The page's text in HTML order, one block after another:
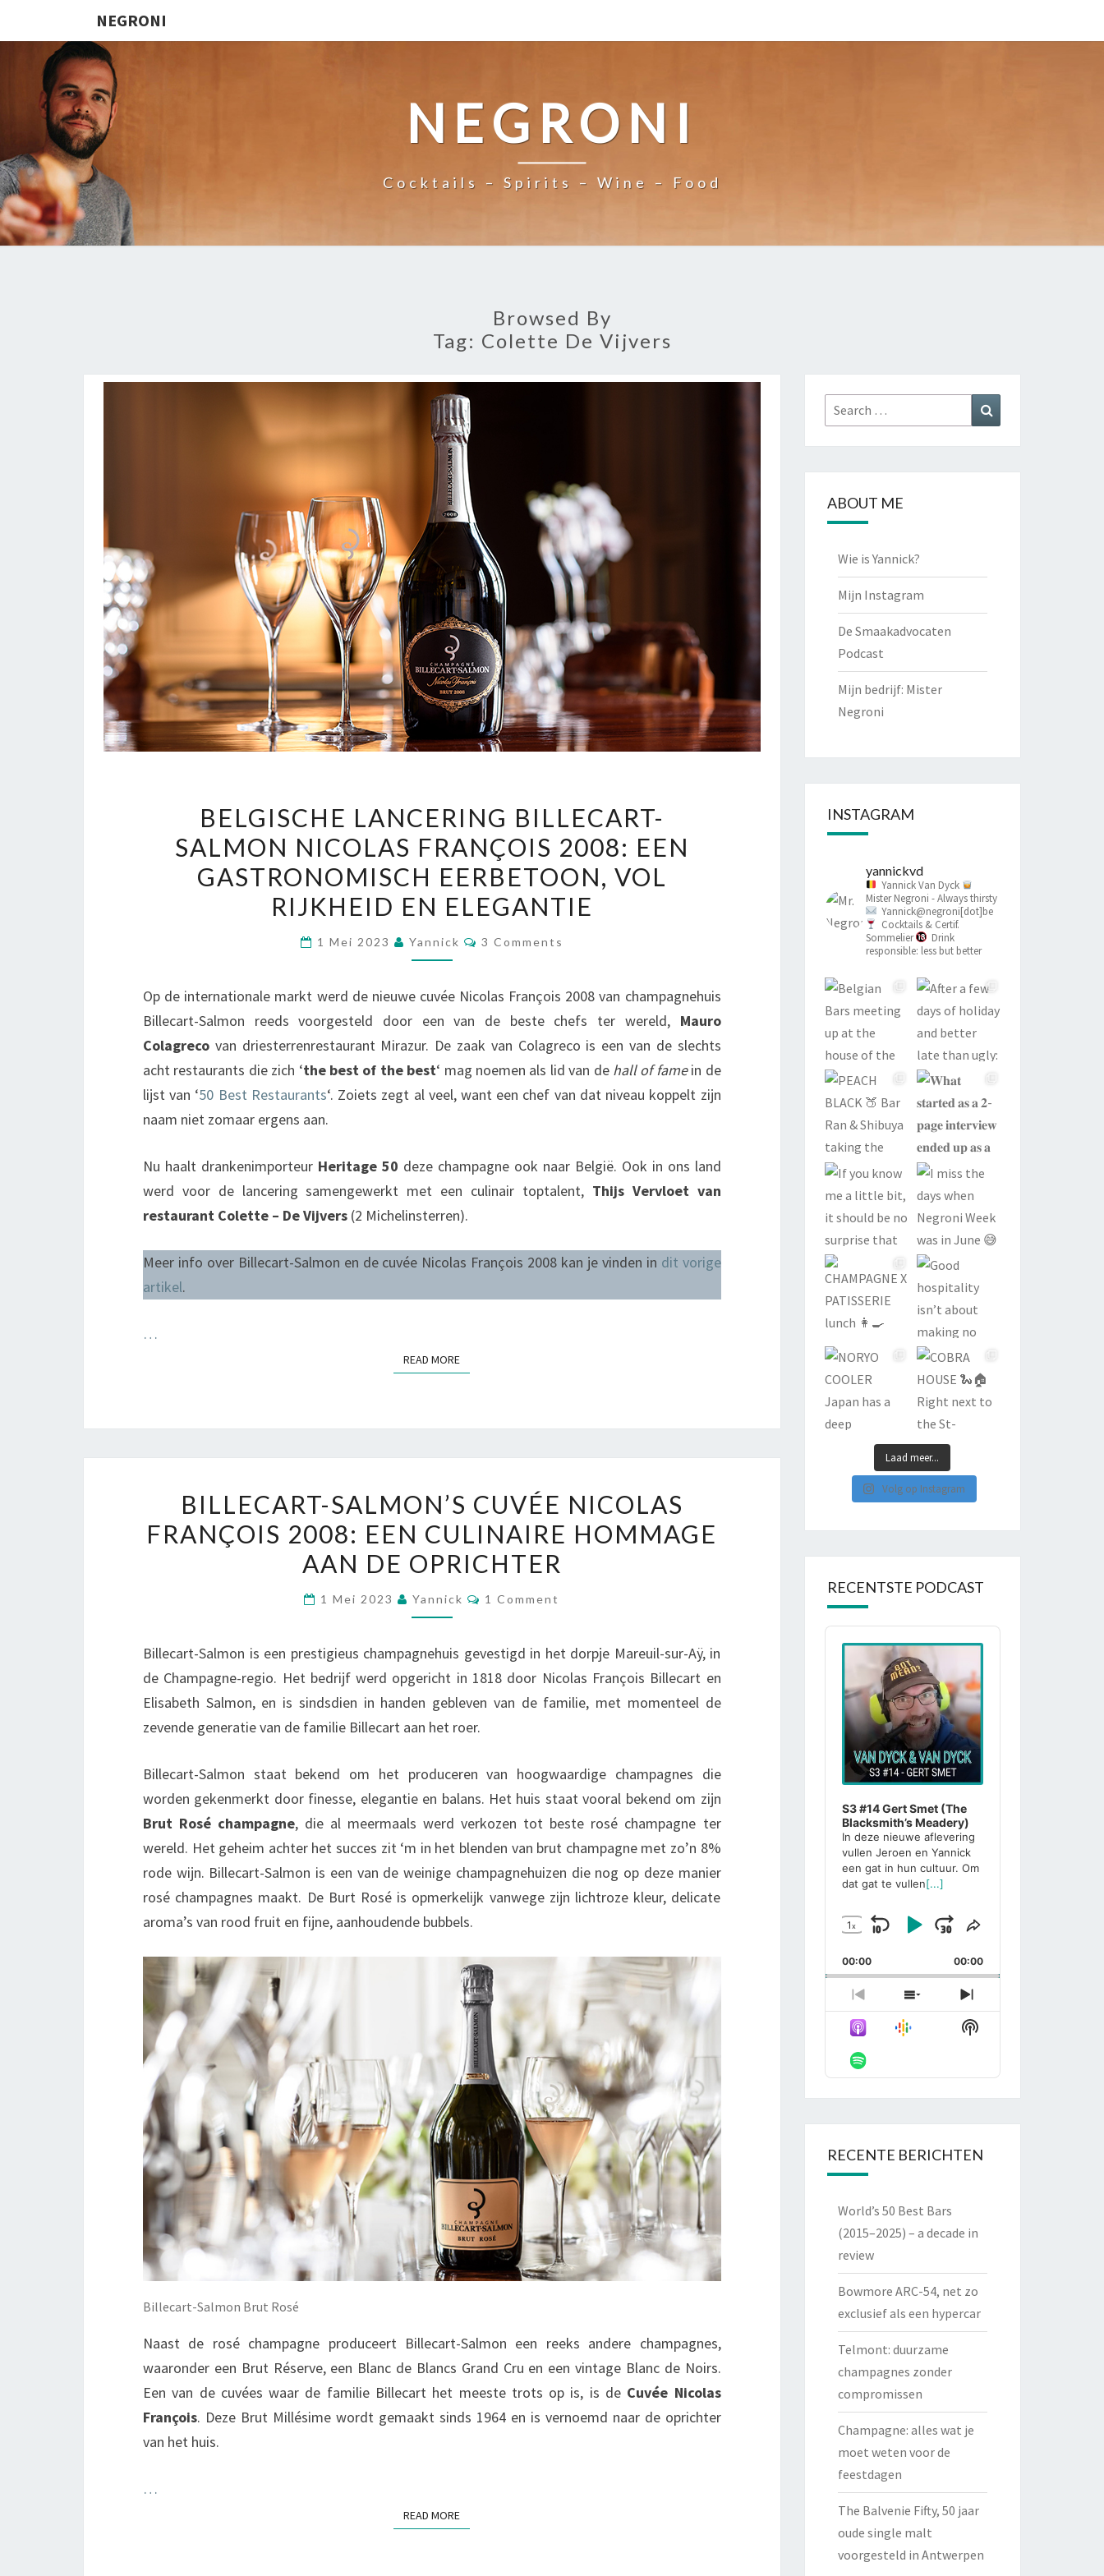
NEGRONI
NEGRONI
Cocktails – Spirits – Wine – Food
Browsed By
Tag: Colette De Vijvers
LANCERING
BILLECART-
SALMON
NICOLAS
FRANÇOIS
2008:
GASTRONOMISCH
EERBETOON,
VOL
RIJKHEID
EN
BELGISCHE LANCERING BILLECART-
SALMON NICOLAS FRANÇOIS 2008: EEN
GASTRONOMISCH EERBETOON, VOL
RIJKHEID EN ELEGANTIE
1 Mei 2023 Yannick Comments
3 Comments
Op de internationale markt werd de nieuwe cuvée Nicolas François 2008 van champagnehuis
Billecart-Salmon reeds voorgesteld door een van de beste chefs ter wereld, Mauro
Colagreco van driesterrenrestaurant Mirazur. De zaak van Colagreco is een van de slechts
acht restaurants die zich ‘the best of the best‘ mag noemen als lid van de hall of famein de
lijst van ‘50 Best Restaurants‘. Zoiets zegt al veel, want een chef van dat niveau koppelt zijn
naam niet zomaar ergens aan.
Nu haalt drankenimporteur Heritage 50 deze champagne ook naar België. Ook in ons land
werd voor de lancering samengewerkt met een culinair toptalent, Thijs Vervloet van
restaurant Colette – De Vijvers (2 Michelinsterren).
Meer info over Billecart-Salmon en de cuvée Nicolas François 2008 kan je vinden in dit vorige
artikel.
…
READ MOREREAD MORE
SALMON’S
CUVÉE
NICOLAS
2008:
CULINAIRE
HOMMAGE
AAN
DE
BILLECART-SALMON’S CUVÉE NICOLAS
FRANÇOIS 2008: EEN CULINAIRE HOMMAGE
AAN DE OPRICHTER
1 Mei 2023 Yannick Comments
1 Comment
Billecart-Salmon is een prestigieus champagnehuis gevestigd in het dorpje Mareuil-sur-Aÿ, in
de Champagne-regio. Het bedrijf werd opgericht in 1818 door Nicolas François Billecart en
Elisabeth Salmon, en is sindsdien in handen gebleven van de familie, met momenteel de
zevende generatie van de familie Billecart aan het roer.
Billecart-Salmon staat bekend om het produceren van hoogwaardige champagnes die
worden gekenmerkt door finesse, elegantie en balans. Het huis staat vooral bekend om zijn
Brut Rosé champagne, die al meermaals werd verkozen tot beste rosé champagne ter
wereld. Het geheim achter het succes zit ‘m in het blenden van brut champagne met zo’n 8%
rode wijn. Billecart-Salmon is een van de weinige champagnehuizen die nog op deze manier
rosé champagnes maakt. De Burt Rosé is opmerkelijk vanwege zijn lichtroze kleur, delicate
aroma’s van rood fruit en fijne, aanhoudende bubbels.
Billecart-Salmon Brut Rosé
Naast de rosé champagne produceert Billecart-Salmon een reeks andere champagnes,
waaronder een Brut Réserve, een Blanc de Blancs Grand Cru en een vintage Blanc de Noirs.
Een van de cuvées waar de familie Billecart het meeste trots op is, is de Cuvée Nicolas
François. Deze Brut Millésime wordt gemaakt sinds 1964 en is vernoemd naar de oprichter
van het huis.
…
READ MOREREAD MORE
Search
for:
ABOUT ME
Wie is Yannick?
Mijn Instagram
De Smaakadvocaten
Podcast
Mijn bedrijf: Mister
Negroni
INSTAGRAM
yannickvd
Yannick Van Dyck
Mister Negroni - Always thirsty
Yannick@negroni[dot]be
Cocktails & Certif.
Sommelier
Drink
responsible: less but better
Laad meer...
Volg op Instagram
RECENTSTE PODCAST
Audio
Player
S3 #14 Gert Smet (The
Blacksmith’s Meadery)
In deze nieuwe aflevering
vullen Jeroen en Yannick
een gat in hun cultuur. Om
dat gat te vullen[...]
Change
Rate
1x
Skip
Backward
Play
Pause
Jump
Forward
Share
Episode
00:00 00:00
Previous
Episode
Show
Episodes
List
Next
Episode
Show
RECENTE BERICHTEN
World’s 50 Best Bars
(2015–2025) – a decade in
review
Bowmore ARC-54, net zo
exclusief als een hypercar
Telmont: duurzame
champagnes zonder
compromissen
Champagne: alles wat je
moet weten voor de
feestdagen
The Balvenie Fifty, 50 jaar
oude single malt
voorgesteld in Antwerpen